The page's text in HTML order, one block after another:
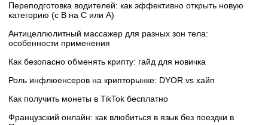
Переподготовка водителей: как эффективно открыть новую
категорию (с B на C или А)
Антицеллюлитный массажер для разных зон тела:
особенности применения
Как безопасно обменять крипту: гайд для новичка
Роль инфлюенсеров на крипторынке: DYOR vs хайп
Как получить монеты в TikTok бесплатно
Французский онлайн: как влюбиться в язык без поездки в